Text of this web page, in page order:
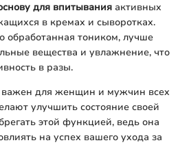
для впитывания активных
в кремах и сыворотках.
обработанная тоником, лучше
вещества и увлажнение, что
в разы.
важен для женщин и мужчин всех
улучшить состояние своей
этой функцией, ведь она
на успех вашего ухода за